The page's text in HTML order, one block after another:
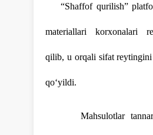
“Shaffof qurilish”
materiallari korxonalari
qilib, u orqali sifat
qo‘yildi.
Mahsulotlar